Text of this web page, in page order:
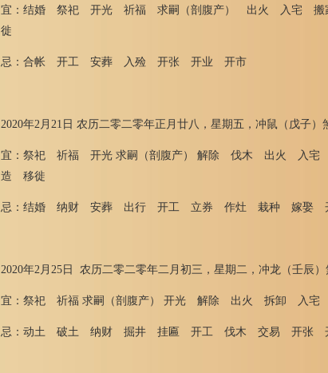
宜：结婚 祭祀 开光 祈福 求嗣（剖腹产） 出火 入宅
徙
忌：合帐 开工 安葬 入殓 开张 开业 开市
2020年2月21日 农历二零二零年正月廿八，星期五，冲鼠（戊子）
宜：祭祀 祈福 开光 求嗣（剖腹产） 解除 伐木 出火
造 移徙
忌：结婚 纳财 安葬 出行 开工 立券 作灶 栽种 嫁娶
2020年2月25日 农历二零二零年二月初三，星期二，冲龙（壬辰）
宜：祭祀 祈福 求嗣（剖腹产） 开光 解除 出火 拆卸
忌：动土 破土 纳财 掘井 挂匾 开工 伐木 交易 开张